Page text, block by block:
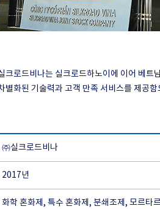
크로드비나는 실크로드하노이에 이어 베트
별화된 기술력과 고객 만족 서비스를 제공
㈜실크로드비나
2017년
화학 혼화제, 특수 혼화제, 분쇄조제, 모르타